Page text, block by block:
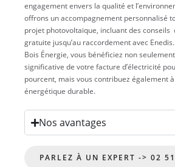
engagement envers la qualité et
offrons un accompagnement personnalisé
projet photovoltaïque, incluant des conseils
gratuite jusqu’au raccordement avec
Bois Énergie, vous bénéficiez non
significative de votre facture d’électricité
pourcent, mais vous contribuez également
énergétique durable.
Nos avantages
PARLEZ À